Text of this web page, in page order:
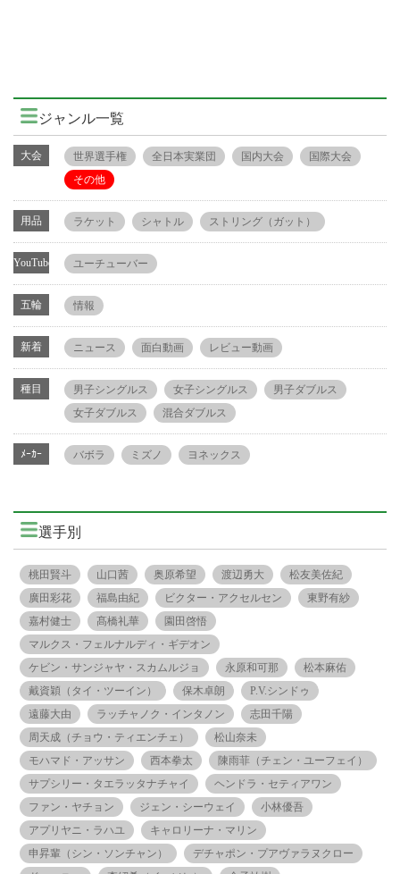
ジャンル一覧
大会 世界選手権 全日本実業団 国内大会
国際大会
その他
用品 ラケット シャトル ストリング（ガット）
YouTube ユーチューバー
五輪 情報
新着 ニュース 面白動画 レビュー動画
種目 男子シングルス 女子シングルス
男子ダブルス
女子ダブルス
混合ダブルス
ﾒｰｶｰ バボラ ミズノ ヨネックス
選手別
桃田賢斗 山口茜 奥原希望 渡辺勇大
松友美佐紀
廣田彩花
福島由紀 ビクター・アクセルセン
東野有紗
嘉村健士
髙橋礼華
園田啓悟
マルクス・フェルナルディ・ギデオン
ケビン・サンジャヤ・スカムルジョ
永原和可那
松本麻佑
戴資穎（タイ・ツーイン）
保木卓朗
P.V.シンドゥ
遠藤大由
ラッチャノク・インタノン
志田千陽
周天成（チョウ・ティエンチェ）
松山奈未
モハマド・アッサン
西本拳太
陳雨菲（チェン・ユーフェイ）
サプシリー・タエラッタナチャイ
ヘンドラ・セティアワン
ファン・ヤチョン
ジェン・シーウェイ
小林優吾
アプリヤニ・ラハユ
キャロリーナ・マリン
申昇輩（シン・ソンチャン）
デチャポン・プアヴァラヌクロー